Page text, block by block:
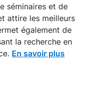
séminaires et de
attire les meilleurs
également de
la recherche en
En savoir plus